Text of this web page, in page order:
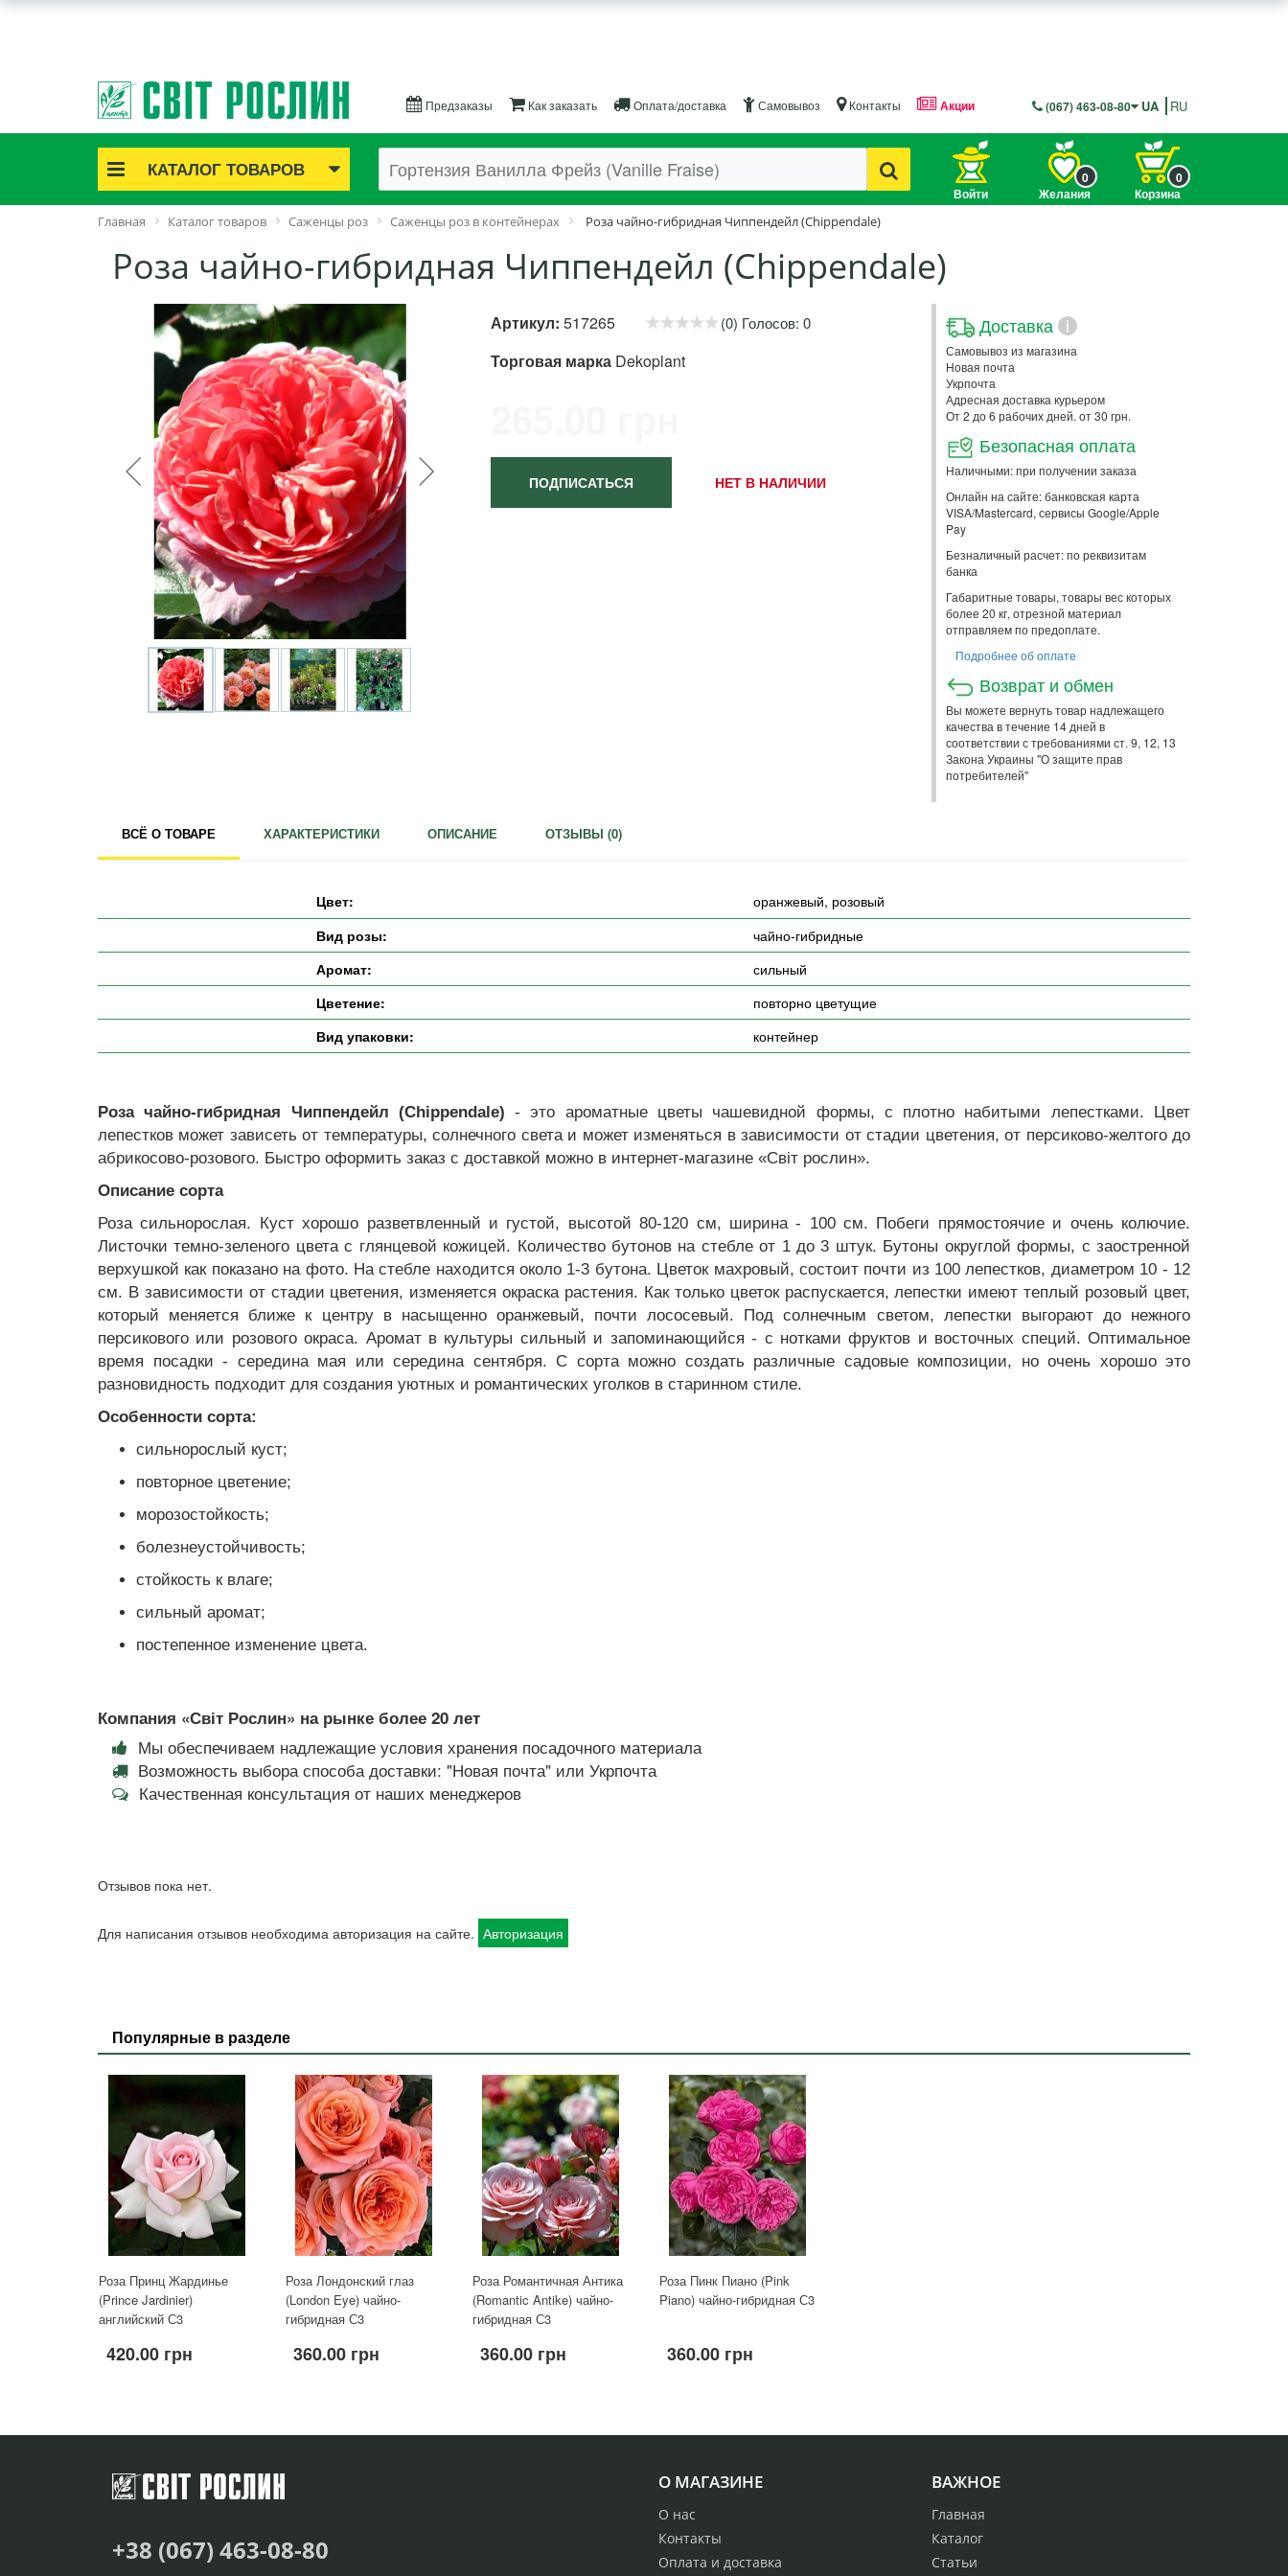
Предзаказы Как заказать Оплата/доставка Самовывоз Контакты Акции (067) 463-08-80 UA RU
КАТАЛОГ ТОВАРОВ
Акционные товары
Саженцы роз
Лук и чеснок
Семенной картофель
Семена и рассада
Саженцы декоративные
Средства защиты растений
Удобрения
Для комнатных растений
Для ландшафтного дизайна
Для полива
Инструменты и инвентарь
Виноделие
Пчеловодство
Садовые фигуры
Мицелий грибов
Товары для дома
Теплицы и укрывной материал
Войти Желания
0
Корзина
0
Главная Каталог товаров Саженцы роз Саженцы роз в контейнерах Роза чайно-гибридная Чиппендейл (Chippendale)
Роза чайно-гибридная Чиппендейл (Chippendale)
Артикул: 517265 (0) Голосов: 0
Торговая марка Dekoplant
ПОДПИСАТЬСЯ НЕТ В НАЛИЧИИ
Доставка i
Самовывоз из магазина
Новая почта
Укрпочта
Адресная доставка курьером
От 2 до 6 рабочих дней. от 30 грн.
Безопасная оплата
Наличными: при получении заказа
Онлайн на сайте: банковская карта
VISA/Mastercard, сервисы Google/Apple
Pay
Безналичный расчет: по реквизитам
банка
Габаритные товары, товары вес которых
более 20 кг, отрезной материал
отправляем по предоплате.
Подробнее об оплате
Возврат и обмен
Вы можете вернуть товар надлежащего
качества в течение 14 дней в
соответствии с требованиями ст. 9, 12, 13
Закона Украины "О защите прав
потребителей"
ВСЁ О ТОВАРЕ ХАРАКТЕРИСТИКИ ОПИСАНИЕ ОТЗЫВЫ (0)
Цвет:
оранжевый, розовый
Вид розы:
чайно-гибридные
Аромат:
сильный
Цветение:
повторно цветущие
Вид упаковки:
контейнер
Роза чайно-гибридная Чиппендейл (Chippendale) - это ароматные цветы чашевидной формы, с плотно набитыми лепестками. Цвет
лепестков может зависеть от температуры, солнечного света и может изменяться в зависимости от стадии цветения, от персиково-желтого до
абрикосово-розового. Быстро оформить заказ с доставкой можно в интернет-магазине «Світ рослин».
Описание сорта
Роза сильнорослая. Куст хорошо разветвленный и густой, высотой 80-120 см, ширина - 100 см. Побеги прямостоячие и очень колючие.
Листочки темно-зеленого цвета с глянцевой кожицей. Количество бутонов на стебле от 1 до 3 штук. Бутоны округлой формы, с заостренной
верхушкой как показано на фото. На стебле находится около 1-3 бутона. Цветок махровый, состоит почти из 100 лепестков, диаметром 10 - 12
см. В зависимости от стадии цветения, изменяется окраска растения. Как только цветок распускается, лепестки имеют теплый розовый цвет,
который меняется ближе к центру в насыщенно оранжевый, почти лососевый. Под солнечным светом, лепестки выгорают до нежного
персикового или розового окраса. Аромат в культуры сильный и запоминающийся - с нотками фруктов и восточных специй. Оптимальное
время посадки - середина мая или середина сентября. С сорта можно создать различные садовые композиции, но очень хорошо это
разновидность подходит для создания уютных и романтических уголков в старинном стиле.
Особенности сорта:
сильнорослый куст;
повторное цветение;
морозостойкость;
болезнеустойчивость;
стойкость к влаге;
сильный аромат;
постепенное изменение цвета.
Компания «Світ Рослин» на рынке более 20 лет
Мы обеспечиваем надлежащие условия хранения посадочного материала
Возможность выбора способа доставки: "Новая почта" или Укрпочта
Качественная консультация от наших менеджеров
Отзывов пока нет.
Для написания отзывов необходима авторизация на сайте. Авторизация
Популярные в разделе
Роза Принц Жардинье
(Prince Jardinier)
английский С3
420.00 грн
Роза Лондонский глаз
(London Eye) чайно-
гибридная С3
360.00 грн
Роза Романтичная Антика
(Romantic Antike) чайно-
гибридная С3
360.00 грн
Роза Пинк Пиано (Pink
Piano) чайно-гибридная С3
360.00 грн
О МАГАЗИНЕ
О нас
Контакты
Оплата и доставка
ВАЖНОЕ
Главная
Каталог
Статьи
+38 (067) 463-08-80